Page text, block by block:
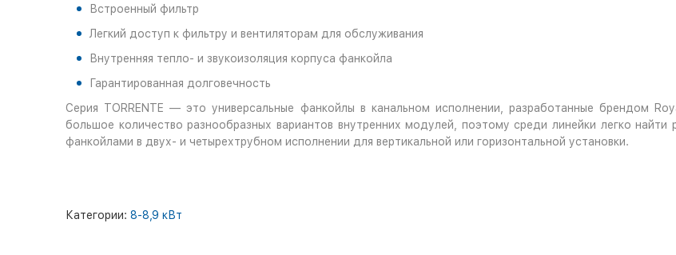
Встроенный фильтр
Легкий доступ к фильтру и вентиляторам для обслуживания
Внутренняя тепло- и звукоизоляция корпуса фанкойла
Гарантированная долговечность
Серия TORRENTE — это универсальные фанкойлы в канальном исполнении, разработанные брендом
большое количество разнообразных вариантов внутренних модулей, поэтому среди линейки легко
фанкойлами в двух- и четырехтрубном исполнении для вертикальной или горизонтальной установки.
Категории: 8-8,9 кВт